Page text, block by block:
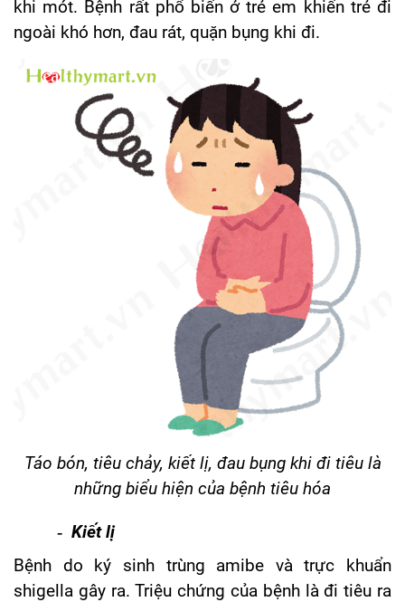
khi mót. Bệnh rất phổ biến ở trẻ em khiến trẻ đi
ngoài khó hơn, đau rát, quặn bụng khi đi.
Táo bón, tiêu chảy, kiết lị, đau bụng khi đi tiêu là
những biểu hiện của bệnh tiêu hóa
- Kiết lị
Bệnh do ký sinh trùng amibe và trực khuẩn
shigella gây ra. Triệu chứng của bệnh là đi tiêu ra